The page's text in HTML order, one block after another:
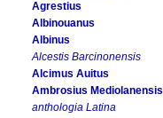
Agrestius
Albinouanus
Albinus
Alcestis Barcinonensis
Alcimus Auitus
Ambrosius Mediolanensis
anthologia Latina